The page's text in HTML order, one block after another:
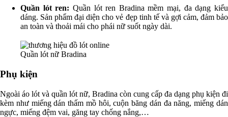
Quần lót ren: Quần lót ren Bradina mềm mại, đa dạng kiểu
dáng. Sản phẩm đại diện cho vẻ đẹp tinh tế và gợi cảm, đảm bảo
an toàn và thoải mái cho phái nữ suốt ngày dài.
Quần lót nữ Bradina
Phụ kiện
Ngoài áo lót và quần lót nữ, Bradina còn cung cấp đa dạng phụ kiện đi
kèm như miếng dán thấm mồ hôi, cuộn băng dán đa năng, miếng dán
ngực, miếng đệm vai, găng tay chống nắng,…